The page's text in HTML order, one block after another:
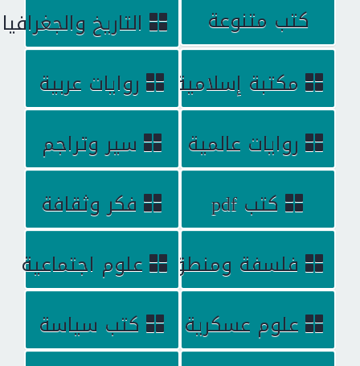
كتب متنوعة
التاريخ والجغرافيا
مكتبة إسلامية
روايات عربية
روايات عالمية
سير وتراجم
كتب pdf
فكر وثقافة
فلسفة ومنطق
علوم اجتماعية
علوم عسكرية
كتب سياسة